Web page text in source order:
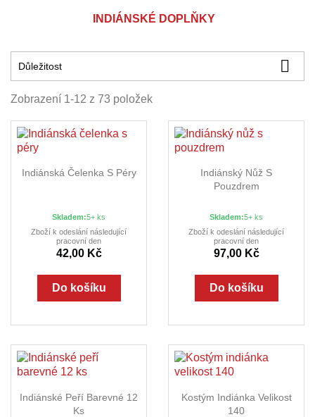
INDIÁNSKÉ DOPLŇKY
Důležitost 
Zobrazení 1-12 z 73 položek
Indiánská Čelenka S Péry
Skladem:5+ ks
Zboží k odeslání následující
pracovní den
42,00 Kč
Do košíku
Indiánský Nůž S
Pouzdrem
Skladem:5+ ks
Zboží k odeslání následující
pracovní den
97,00 Kč
Do košíku
Indiánské Peří Barevné 12
Ks
Kostým Indiánka Velikost
140